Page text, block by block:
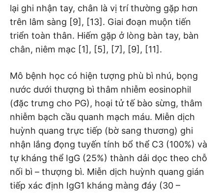
lại ghi nhận tay, chân là vị trí thường gặp hơn
trên lâm sàng [9], [13]. Giai đoạn muộn tiến
triển toàn thân. Hiếm gặp ở lòng bàn tay, bàn
chân, niêm mạc [1], [5], [7], [9], [11].
Mô bệnh học có hiện tượng phù bì nhú, bọng
nước dưới thượng bì thâm nhiễm eosinophil
(đặc trưng cho PG), hoại tử tế bào sừng, thâm
nhiễm bạch cầu quanh mạch máu. Miễn dịch
huỳnh quang trực tiếp (bờ sang thương) ghi
nhận lắng đọng tuyến tính bổ thể C3 (100%) và
tự kháng thể IgG (25%) thành dải dọc theo chỗ
nối bì – thượng bì. Miễn dịch huỳnh quang gián
tiếp xác định IgG1 kháng màng đáy (30 –